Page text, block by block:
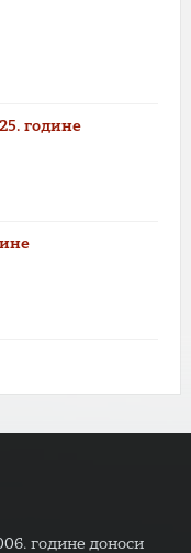
године
године доноси